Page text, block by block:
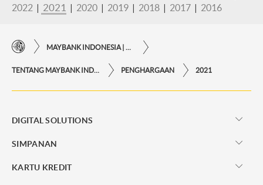
2022 | 2021 | 2020 | 2019 | 2018 | 2017 | 2016
PENGHARGAAN 2021
DIGITAL SOLUTIONS
SIMPANAN
KARTU KREDIT